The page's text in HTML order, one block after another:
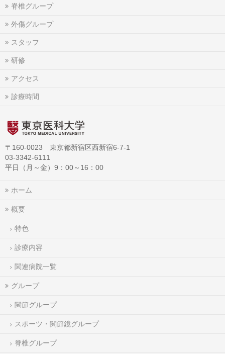
脊椎グループ
外傷グループ
スタッフ
研修
アクセス
診療時間
〒160-0023 東京都新宿区西新宿6-7-1
03-3342-6111
平日（月～金）9：00～16：00
ホーム
概要
特色
診療内容
関連病院一覧
グループ
関節グループ
スポーツ・関節鏡グループ
脊椎グループ